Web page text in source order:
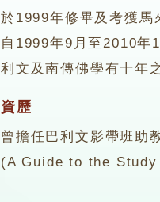
於1999年修畢及考獲馬
自1999年9月至2010
利文及南傳佛學有十年
資歷
曾擔任巴利文影帶班助
(A Guide to the